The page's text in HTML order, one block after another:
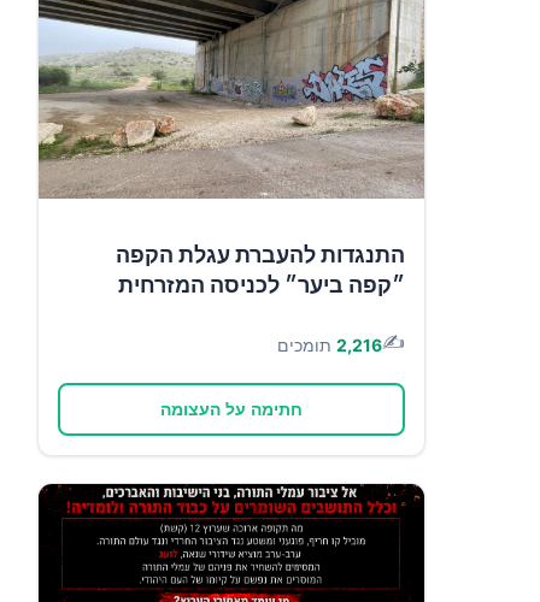
התנגדות להעברת עגלת הקפה
״קפה ביער״ לכניסה המזרחית
✍️
2,216 תומכים
חתימה על העצומה